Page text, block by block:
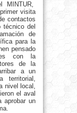
MINTUR,
visita
contactos
del
de
para la
pensado
con la
de la
a un
territorial,
nivel local,
el aval
aprobar un